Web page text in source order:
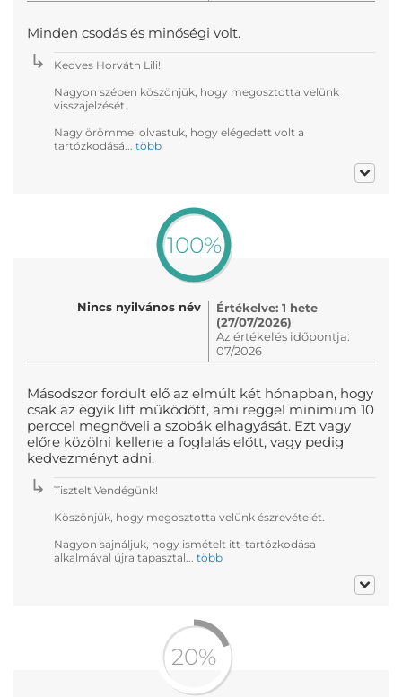
Minden csodás és minőségi volt.
Kedves Horváth Lili!
Nagyon szépen köszönjük, hogy megosztotta velünk
visszajelzését.
Nagy örömmel olvastuk, hogy elégedett volt a
tartózkodásá... több
100%
Nincs nyilvános név
Értékelve: 1 hete
(27/07/2026)
Az értékelés időpontja:
07/2026
Másodszor fordult elő az elmúlt két hónapban, hogy
csak az egyik lift működött, ami reggel minimum 10
perccel megnöveli a szobák elhagyását. Ezt vagy
előre közölni kellene a foglalás előtt, vagy pedig
kedvezményt adni.
Tisztelt Vendégünk!
Köszönjük, hogy megosztotta velünk észrevételét.
Nagyon sajnáljuk, hogy ismételt itt-tartózkodása
alkalmával újra tapasztal... több
20%